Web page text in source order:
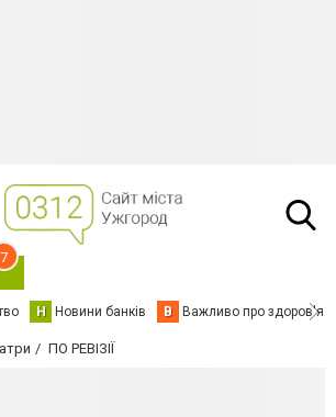
7
Н Новини банків В Важливо про здоров'я
ПО РЕВІЗІЇ